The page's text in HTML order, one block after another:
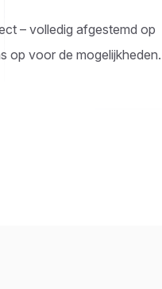
– volledig afgestemd op
op voor de mogelijkheden.